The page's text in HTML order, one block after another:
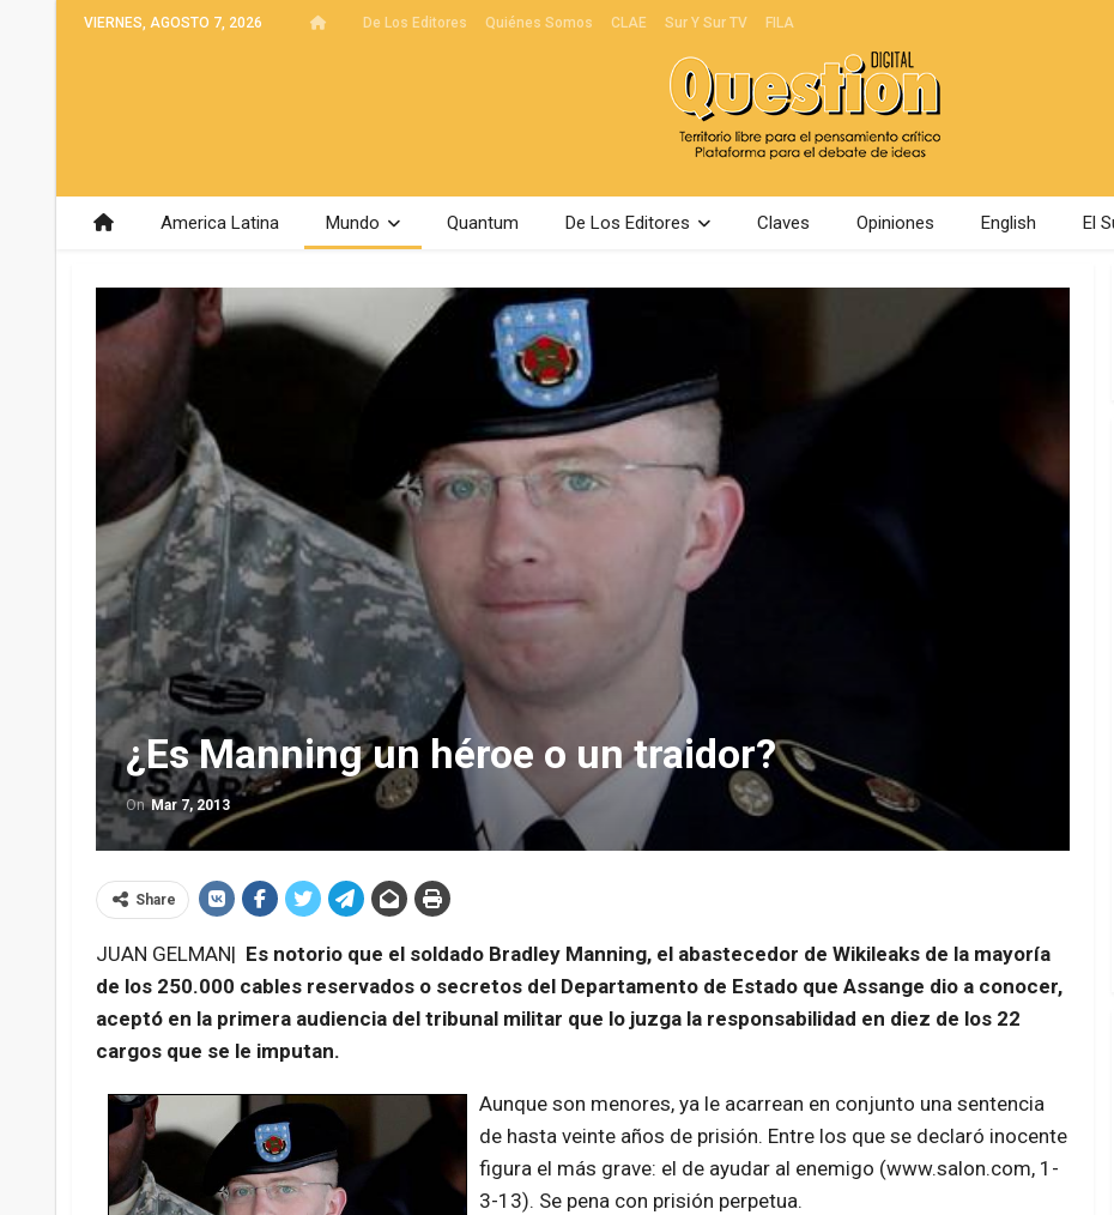
VIERNES, AGOSTO 7, 2026 De Los Editores Quiénes Somos CLAE Sur Y Sur TV FILA
America Latina Mundo Quantum De Los Editores Claves Opiniones English El
¿Es Manning un héroe o un traidor?
OnMar 7, 2013
Share
JUAN GELMAN| Es notorio que el soldado Bradley Manning, el abastecedor de Wikileaks de la mayoría
de los 250.000 cables reservados o secretos del Departamento de Estado que Assange dio a conocer,
aceptó en la primera audiencia del tribunal militar que lo juzga la responsabilidad en diez de los 22
cargos que se le imputan.
Aunque son menores, ya le acarrean en conjunto una sentencia
de hasta veinte años de prisión. Entre los que se declaró inocente
figura el más grave: el de ayudar al enemigo (www.salon.com, 1-
3-13). Se pena con prisión perpetua.